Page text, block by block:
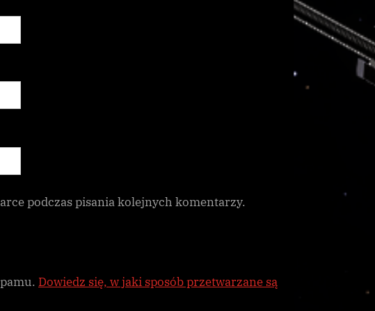
podczas pisania kolejnych komentarzy.
Dowiedz się, w jaki sposób przetwarzane są